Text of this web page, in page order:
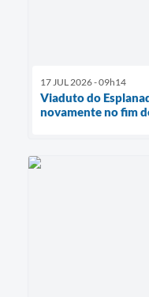
17 JUL 2026 - 09h14
Viaduto do
novamente no fim